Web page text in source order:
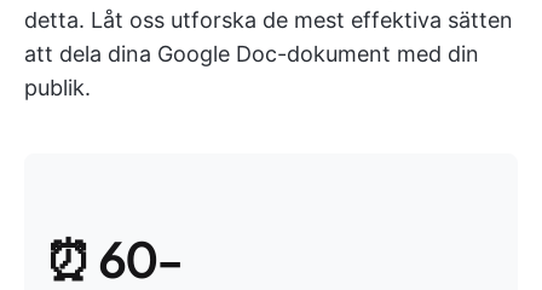
detta. Låt oss utforska de mest effektiva sätten
att dela dina Google Doc-dokument med din
publik.
⏰ 60-